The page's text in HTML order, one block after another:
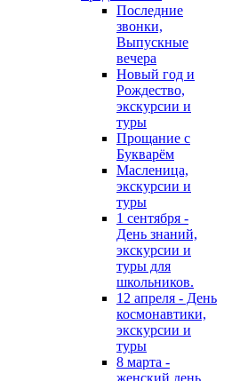
Последние
звонки,
Выпускные
вечера
Новый год и
Рождество,
экскурсии и
туры
Прощание с
Букварём
Масленица,
экскурсии и
туры
1 сентября -
День знаний,
экскурсии и
туры для
школьников.
12 апреля - День
космонавтики,
экскурсии и
туры
8 марта -
женский день,